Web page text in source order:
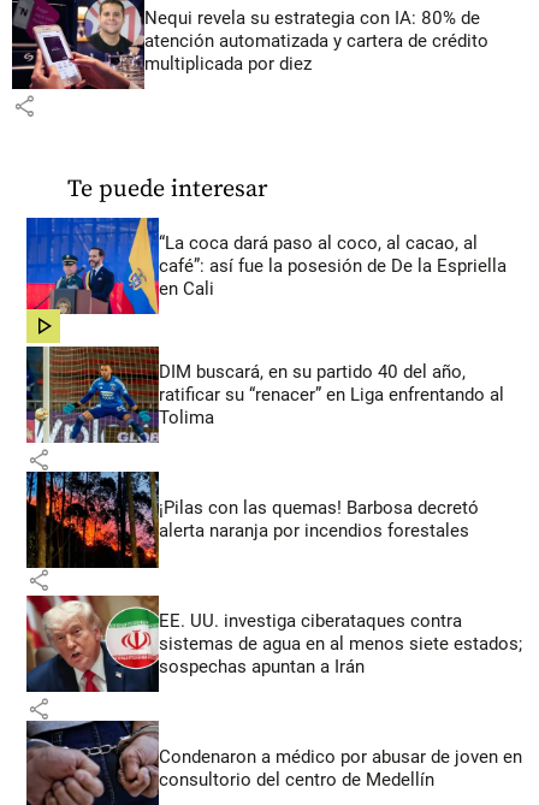
Nequi revela su estrategia con IA: 80% de
atención automatizada y cartera de crédito
multiplicada por diez
share
Te puede interesar
“La coca dará paso al coco, al cacao, al
café”: así fue la posesión de De la Espriella
en Cali
share
DIM buscará, en su partido 40 del año,
ratificar su “renacer” en Liga enfrentando al
Tolima
share
¡Pilas con las quemas! Barbosa decretó
alerta naranja por incendios forestales
share
EE. UU. investiga ciberataques contra
sistemas de agua en al menos siete estados;
sospechas apuntan a Irán
share
Condenaron a médico por abusar de joven en
consultorio del centro de Medellín